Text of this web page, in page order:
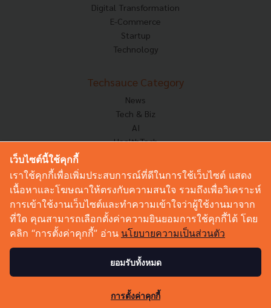
Digital Transformation
E-Commerce
Startup
Technology
Techsauce Category
News
Tech & Biz
AI
HealthTech
Corp Innov
Saucy Thoughts
Based On
Sustainable
Videos
Podcast
© Copyright 2026 :Techsauce All rights reserved.
เว็บไซต์นี้ใช้คุกกี้
เราใช้คุกกี้เพื่อเพิ่มประสบการณ์ที่ดีในการใช้เว็บไซต์ แสดง
เนื้อหาและโฆษณาให้ตรงกับความสนใจ รวมถึงเพื่อวิเคราะห์
การเข้าใช้งานเว็บไซต์และทำความเข้าใจว่าผู้ใช้งานมาจาก
ที่ใด คุณสามารถเลือกตั้งค่าความยินยอมการใช้คุกกี้ได้ โดย
คลิก “การตั้งค่าคุกกี้” อ่าน นโยบายความเป็นส่วนตัว
ยอมรับทั้งหมด
การตั้งค่าคุกกี้